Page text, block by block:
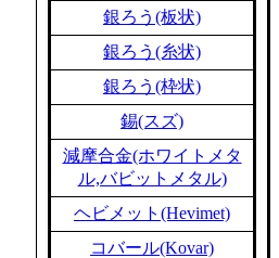
銀ろう(板状)
銀ろう(糸状)
銀ろう(枠状)
錫(スズ)
減摩合金(ホワイトメタ
ル,バビットメタル)
ヘビメット(Hevimet)
コバール(Kovar)